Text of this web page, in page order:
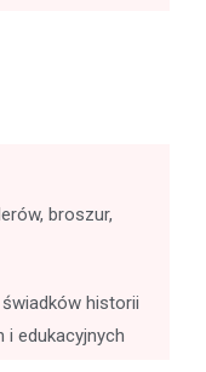
broszur,
historii
i edukacyjnych